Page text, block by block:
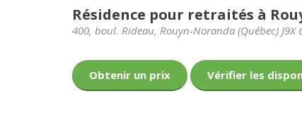
Résidence pour retraités à
400, boul. Rideau, Rouyn-Noranda (Québec) J9X
Obtenir un prix Vérifier les